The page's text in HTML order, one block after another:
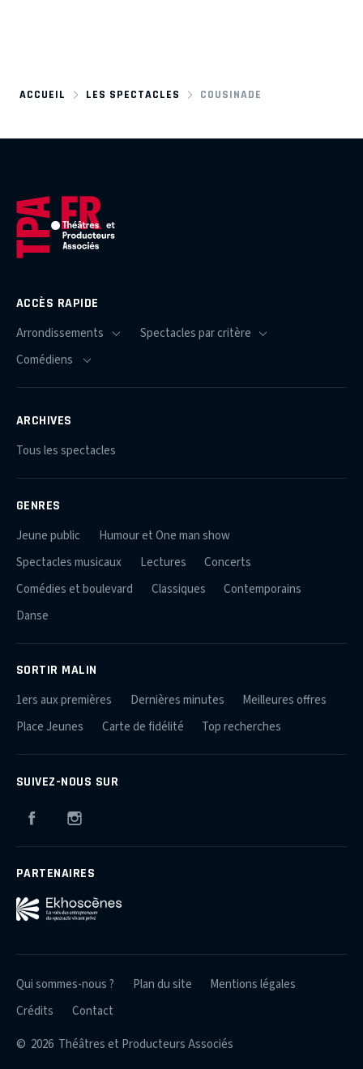
ACCUEIL LES SPECTACLES COUSINADE
ACCÈS RAPIDE
ARCHIVES
Tous les spectacles
GENRES
Jeune public
Humour et One man show
Spectacles musicaux
Lectures
Concerts
Comédies et boulevard
Classiques
Contemporains
Danse
SORTIR MALIN
1ers aux premières Dernières minutes
Meilleures offres
Place Jeunes
Carte de fidélité Top recherches
SUIVEZ-NOUS SUR
Facebook
PARTENAIRES
© 2026 Théâtres et Producteurs Associés
Qui sommes-nous ? Plan du site
Mentions légales
Crédits
Contact